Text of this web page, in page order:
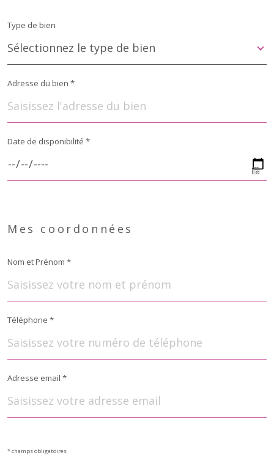
Type de bien
Sélectionnez le type de bien
Adresse du bien *
Date de disponibilité *
par
Mes coordonnées
Nom et Prénom *
Téléphone *
Adresse email *
Validation
* champs obligatoires